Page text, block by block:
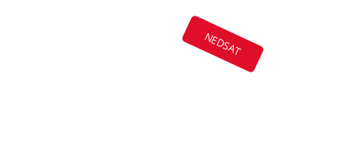
3.999,00 kr..
pris
er:
3.499,00 kr..
NEDSAT